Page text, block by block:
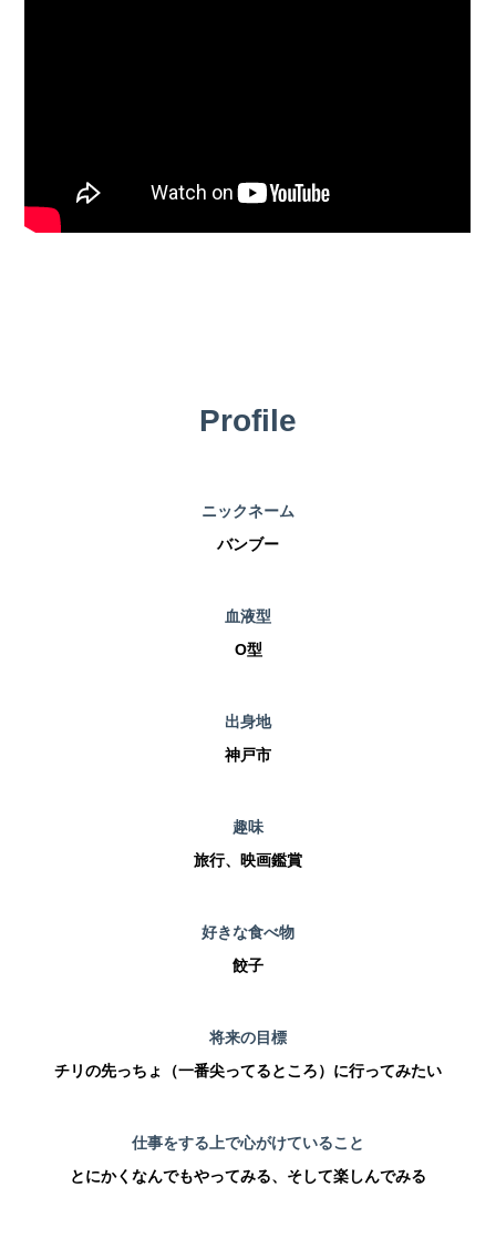
Profile
ニックネーム
バンブー
血液型
O型
出身地
神戸市
趣味
旅行、映画鑑賞
好きな食べ物
餃子
将来の目標
チリの先っちょ（一番尖ってるところ）に行ってみたい
仕事をする上で心がけていること
とにかくなんでもやってみる、そして楽しんでみる